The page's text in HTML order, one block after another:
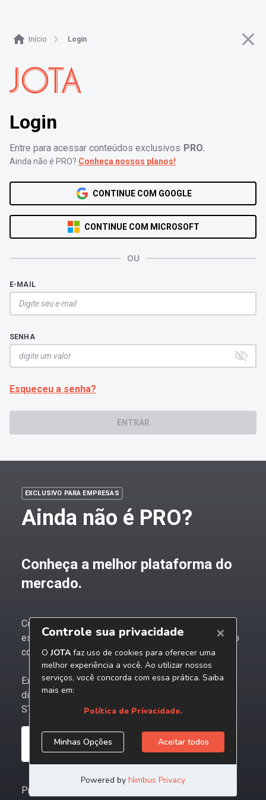
Início Login
Login
Entre para acessar conteúdos exclusivos PRO.
Ainda não é PRO? Conheça nossos planos!
CONTINUE COM GOOGLE
CONTINUE COM MICROSOFT
OU
E-MAIL
SENHA
Esqueceu a senha?
ENTRAR
EXCLUSIVO PARA EMPRESAS
Ainda não é PRO?
Conheça a melhor plataforma do
mercado.
Com o JOTA PRO Tributos, você e sua empresa
estarão sempre um passo à frente nas mudanças no
contencioso tributário nacional.
Experimente grátis e acompanhe os bastidores das
discussões tributárias mais relevantes de Carf, STF,
STJ e Congresso.
CONHEÇA AGORA
Procurando soluções para pessoas físicas?